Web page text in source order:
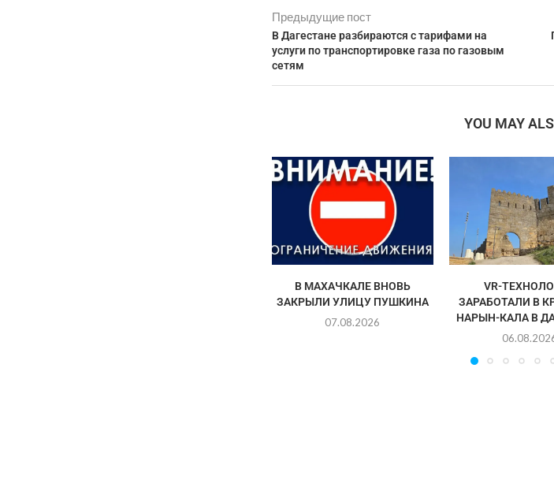
Предыдущие пост
В Дагестане разбираются с тарифами на
услуги по транспортировке газа по газовым
сетям
YOU MAY
В МАХАЧКАЛЕ ВНОВЬ
ЗАКРЫЛИ УЛИЦУ ПУШКИНА
07.08.2026
VR-
ЗАРАБОТАЛИ В
НАРЫН-КАЛА В